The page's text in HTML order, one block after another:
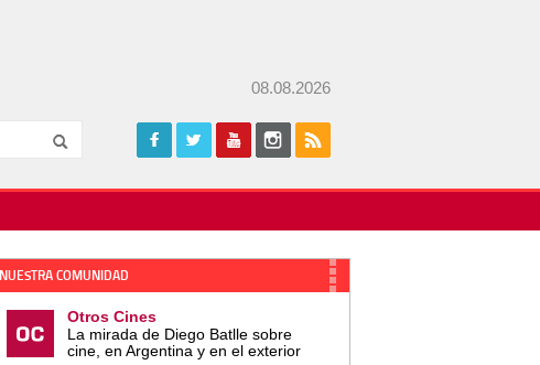
08.08.2026
NUESTRA COMUNIDAD
Otros Cines
La mirada de Diego Batlle sobre
cine, en Argentina y en el exterior